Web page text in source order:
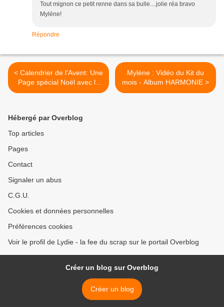
Tout mignon ce petit renne dans sa bulle....jolie réa bravo
Myléne!
Répondre
< Calendrier de l'Avent: Une
Page spécial Noël avec le
pochoir 2 branches de
Mylène : Vidéo du Kit du
mois - Album HARMONIE >
Hébergé par Overblog
Top articles
Pages
Contact
Signaler un abus
C.G.U.
Cookies et données personnelles
Préférences cookies
Voir le profil de Lydie - la fee du scrap sur le portail Overblog
Créer un blog sur Overblog
Créer un blog